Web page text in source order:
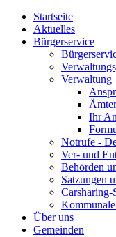
Startseite
Aktuelles
Bürgerservice
Verwaltung
Ihr
Notrufe -
Ver- und
Behörden
Satzungen
Carsharing-
Über uns
Gemeinden